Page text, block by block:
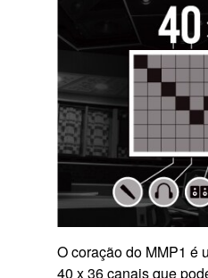
O coração do MMP1 é
40 x 36 canais que